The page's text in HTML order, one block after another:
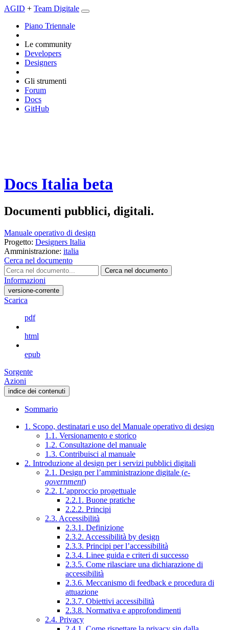
AGID + Team Digitale
Piano Triennale
Le community
Developers
Designers
Gli strumenti
Forum
Docs
GitHub
Docs Italia beta
Documenti pubblici, digitali.
Manuale operativo di design
Progetto: Designers Italia
Amministrazione: italia
Cerca nel documento
Cerca nel documento
Informazioni
versione-corrente
Scarica
pdf
html
epub
Sorgente
Azioni
indice dei contenuti
Sommario
1. Scopo, destinatari e uso del Manuale operativo di design
1.1. Versionamento e storico
1.2. Consultazione del manuale
1.3. Contribuisci al manuale
2. Introduzione al design per i servizi pubblici digitali
2.1. Design per l’amministrazione digitale (e-
government)
2.2. L’approccio progettuale
2.2.1. Buone pratiche
2.2.2. Principi
2.3. Accessibilità
2.3.1. Definizione
2.3.2. Accessibilità by design
2.3.3. Principi per l’accessibilità
2.3.4. Linee guida e criteri di successo
2.3.5. Come rilasciare una dichiarazione di
accessibilità
2.3.6. Meccanismo di feedback e procedura di
attuazione
2.3.7. Obiettivi accessibilità
2.3.8. Normativa e approfondimenti
2.4. Privacy